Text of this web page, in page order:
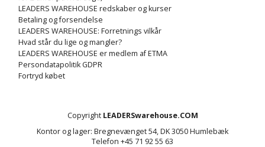
LEADERS WAREHOUSE redskaber og kurser
Betaling og forsendelse
LEADERS WAREHOUSE: Forretnings vilkår
Hvad står du lige og mangler?
LEADERS WAREHOUSE er medlem af ETMA
Persondatapolitik GDPR
Fortryd købet
Copyright LEADERSwarehouse.COM
Kontor og lager: Bregnevænget 54, DK 3050 Humlebæk
Telefon +45 71 92 55 63